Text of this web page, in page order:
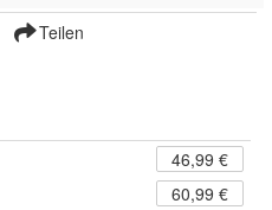
Teilen
46,99 €
60,99 €